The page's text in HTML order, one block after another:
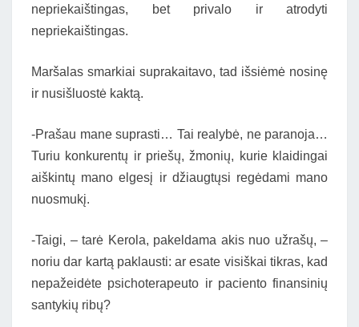
nepriekaištingas, bet privalo ir atrodyti
nepriekaištingas.
Maršalas smarkiai suprakaitavo, tad išsiėmė nosinę
ir nusišluostė kaktą.
-Prašau mane suprasti… Tai realybė, ne paranoja…
Turiu konkurentų ir priešų, žmonių, kurie klaidingai
aiškintų mano elgesį ir džiaugtųsi regėdami mano
nuosmukį.
-Taigi, – tarė Kerola, pakeldama akis nuo užrašų, –
noriu dar kartą paklausti: ar esate visiškai tikras, kad
nepažeidėte psichoterapeuto ir paciento finansinių
santykių ribų?